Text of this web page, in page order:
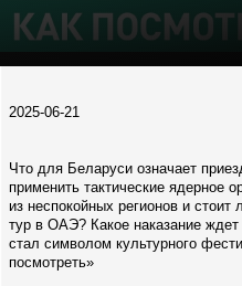
2025-06-21
Что для Беларуси означает
применить тактические ядерное
из неспокойных регионов и стоит
тур в ОАЭ? Какое наказание
стал символом культурного
посмотреть»